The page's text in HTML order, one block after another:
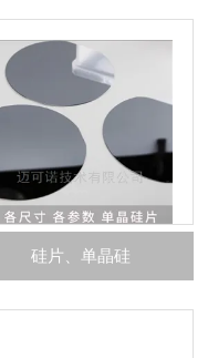
硅片、单晶硅